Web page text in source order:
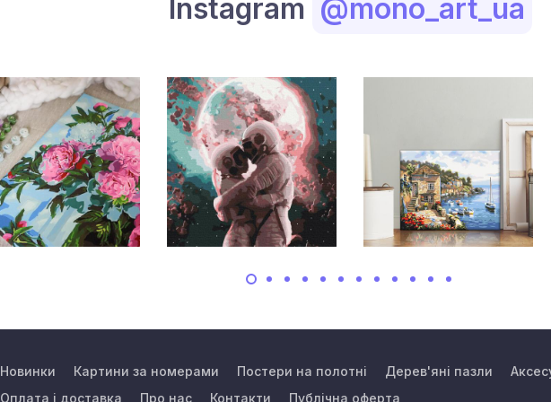
Instagram @mono_art_ua
Новинки Картини за номерами Постери на полотні Дерев'яні пазли
Оплата і доставка
Про нас Контакти Публічна оферта